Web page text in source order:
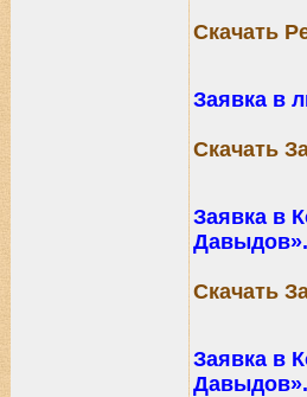
Скачать
Заявка в
Скачать
Заявка в
Давыдов».
Скачать
Заявка в
Давыдов».